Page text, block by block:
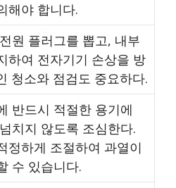
해야 합니다.
원 플러그를 뽑고, 내부
하여 전자기기 손상을 방
청소와 점검도 중요하다.
반드시 적절한 용기에
치지 않도록 조심한다.
정하게 조절하여 과열이
수 있습니다.